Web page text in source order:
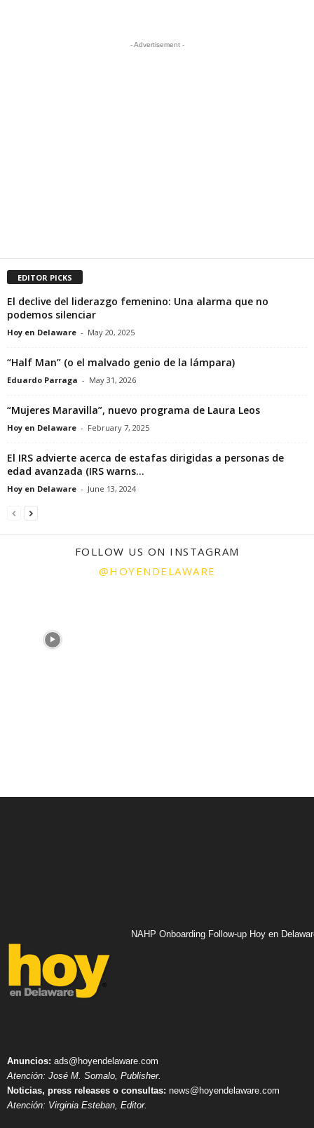
- Advertisement -
EDITOR PICKS
El declive del liderazgo femenino: Una alarma que no
podemos silenciar
Hoy en Delaware - May 20, 2025
“Half Man” (o el malvado genio de la lámpara)
Eduardo Parraga - May 31, 2026
“Mujeres Maravilla”, nuevo programa de Laura Leos
Hoy en Delaware - February 7, 2025
El IRS advierte acerca de estafas dirigidas a personas de
edad avanzada (IRS warns...
Hoy en Delaware - June 13, 2024
FOLLOW US ON INSTAGRAM
@HOYENDELAWARE
NAHP Onboarding Follow-up Hoy en
Anuncios: ads@hoyendelaware.com
Atención: José M. Somalo, Publisher.
Noticias, press releases o consultas: news@hoyendelaware.com
Atención: Virginia Esteban, Editor.